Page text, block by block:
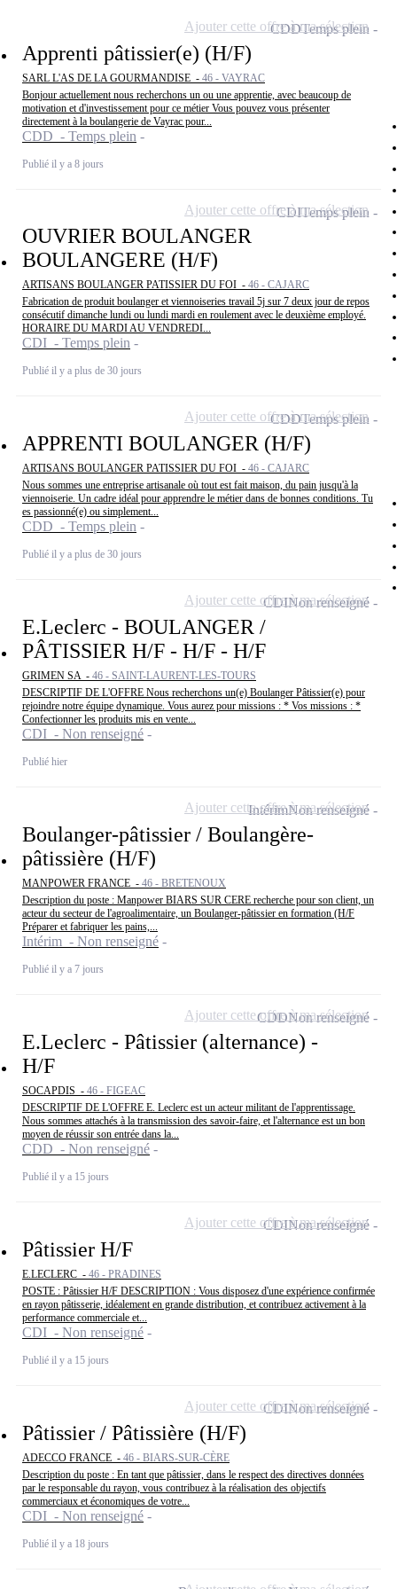
Apprenti pâtissier(e) (H/F)
SARL L'AS DE LA GOURMANDISE - 46 - VAYRAC
Bonjour actuellement nous recherchons un ou une apprentie, avec beaucoup de
motivation et d'investissement pour ce métier Vous pouvez vous présenter
directement à la boulangerie de Vayrac pour...
CDD - Temps plein
Publié il y a 8 jours
CDDTemps plein
Ajouter cette offre à ma sélection
OUVRIER BOULANGER
BOULANGERE (H/F)
ARTISANS BOULANGER PATISSIER DU FOI - 46 - CAJARC
Fabrication de produit boulanger et viennoiseries travail 5j sur 7 deux jour de repos
consécutif dimanche lundi ou lundi mardi en roulement avec le deuxième employé.
HORAIRE DU MARDI AU VENDREDI...
CDI - Temps plein
Publié il y a plus de 30 jours
CDITemps plein
Ajouter cette offre à ma sélection
APPRENTI BOULANGER (H/F)
ARTISANS BOULANGER PATISSIER DU FOI - 46 - CAJARC
Nous sommes une entreprise artisanale où tout est fait maison, du pain jusqu'à la
viennoiserie. Un cadre idéal pour apprendre le métier dans de bonnes conditions. Tu
es passionné(e) ou simplement...
CDD - Temps plein
Publié il y a plus de 30 jours
CDDTemps plein
Ajouter cette offre à ma sélection
E.Leclerc - BOULANGER /
PÂTISSIER H/F - H/F - H/F
GRIMEN SA - 46 - SAINT-LAURENT-LES-TOURS
DESCRIPTIF DE L'OFFRE Nous recherchons un(e) Boulanger Pâtissier(e) pour
rejoindre notre équipe dynamique. Vous aurez pour missions : * Vos missions : *
Confectionner les produits mis en vente...
CDI - Non renseigné
Publié hier
CDINon renseigné
Ajouter cette offre à ma sélection
Boulanger-pâtissier / Boulangère-
pâtissière (H/F)
MANPOWER FRANCE - 46 - BRETENOUX
Description du poste : Manpower BIARS SUR CERE recherche pour son client, un
acteur du secteur de l'agroalimentaire, un Boulanger-pâtissier en formation (H/F
Préparer et fabriquer les pains,...
Intérim - Non renseigné
Publié il y a 7 jours
IntérimNon renseigné
Ajouter cette offre à ma sélection
E.Leclerc - Pâtissier (alternance) -
H/F
SOCAPDIS - 46 - FIGEAC
DESCRIPTIF DE L'OFFRE E. Leclerc est un acteur militant de l'apprentissage.
Nous sommes attachés à la transmission des savoir-faire, et l'alternance est un bon
moyen de réussir son entrée dans la...
CDD - Non renseigné
Publié il y a 15 jours
CDDNon renseigné
Ajouter cette offre à ma sélection
Pâtissier H/F
E.LECLERC - 46 - PRADINES
POSTE : Pâtissier H/F DESCRIPTION : Vous disposez d'une expérience confirmée
en rayon pâtisserie, idéalement en grande distribution, et contribuez activement à la
performance commerciale et...
CDI - Non renseigné
Publié il y a 15 jours
CDINon renseigné
Ajouter cette offre à ma sélection
Pâtissier / Pâtissière (H/F)
ADECCO FRANCE - 46 - BIARS-SUR-CÈRE
Description du poste : En tant que pâtissier, dans le respect des directives données
par le responsable du rayon, vous contribuez à la réalisation des objectifs
commerciaux et économiques de votre...
CDI - Non renseigné
Publié il y a 18 jours
CDINon renseigné
Ajouter cette offre à ma sélection